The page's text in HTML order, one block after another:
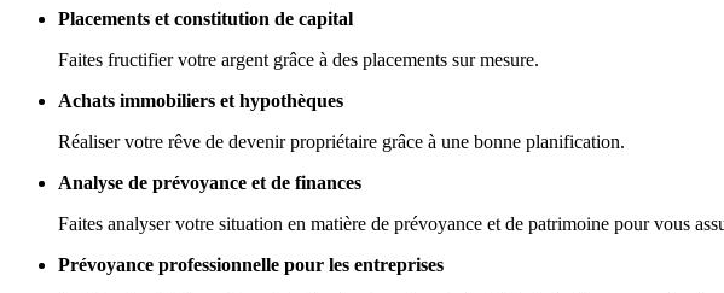
Placements et constitution de capital
Faites fructifier votre argent grâce à des placements sur mesure.
Achats immobiliers et hypothèques
Réaliser votre rêve de devenir propriétaire grâce à une bonne planification.
Analyse de prévoyance et de finances
Faites analyser votre situation en matière de prévoyance et de patrimoine pour vous
Prévoyance professionnelle pour les entreprises